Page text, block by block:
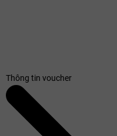
Thông tin voucher